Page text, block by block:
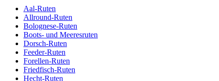
Aal-Ruten
Allround-Ruten
Bolognese-Ruten
Boots- und Meeresruten
Dorsch-Ruten
Feeder-Ruten
Forellen-Ruten
Friedfisch-Ruten
Hecht-Ruten